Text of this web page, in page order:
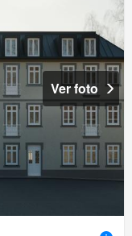
Ver foto